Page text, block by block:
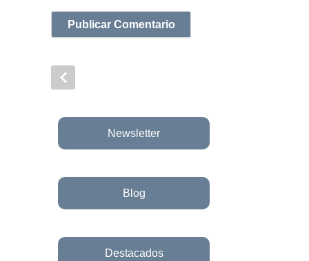
Newsletter
Blog
Destacados